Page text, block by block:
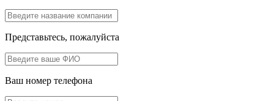
Представьтесь, пожалуйста
Ваш номер телефона